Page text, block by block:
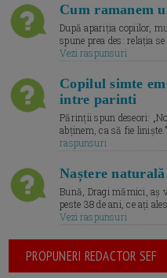
Cum ramanem
După apariția copiilor,
spune prea des: relația
Vezi raspunsuri
Copilul simte
intre parinti
Părinții spun deseori:
abținem, ca să fie
raspunsuri
Naștere
Bună, Dragi mămici, aș
peste 38 de ani, ce ați
Vezi raspunsuri
PROPUNERI REDACTOR SEF